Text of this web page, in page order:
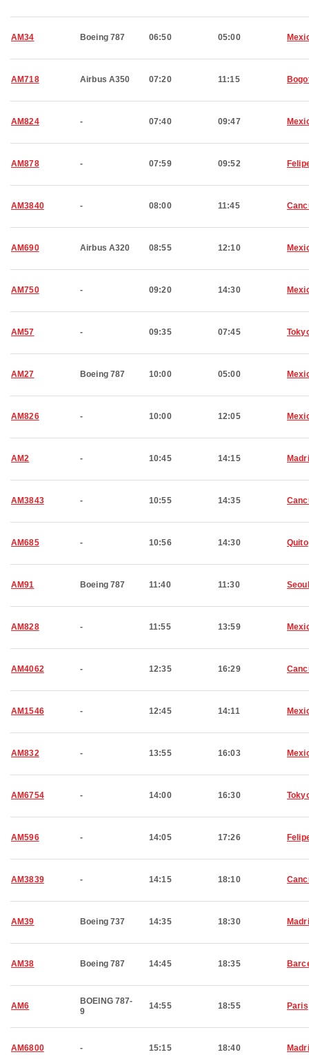
AM34 Boeing 787 06:50 05:00
AM718 Airbus A350 07:20 11:15
AM824 - 07:40 09:47
AM878 - 07:59 09:52
AM3840 - 08:00 11:45
AM690 Airbus A320 08:55 12:10
AM750 - 09:20 14:30
AM57 - 09:35 07:45
AM27 Boeing 787 10:00 05:00
AM826 - 10:00 12:05
AM2 - 10:45 14:15
AM3843 - 10:55 14:35
AM685 - 10:56 14:30 Quito
AM91 Boeing 787 11:40 11:30 Seoul
AM828 - 11:55 13:59
AM4062 - 12:35 16:29
AM1546 - 12:45 14:11
AM832 - 13:55 16:03
AM6754 - 14:00 16:30
AM596 - 14:05 17:26
AM3839 - 14:15 18:10
AM39 Boeing 737 14:35 18:30
AM38 Boeing 787 14:45 18:35
AM6
BOEING 787-
9
14:55 18:55 Paris
AM6800 - 15:15 18:40